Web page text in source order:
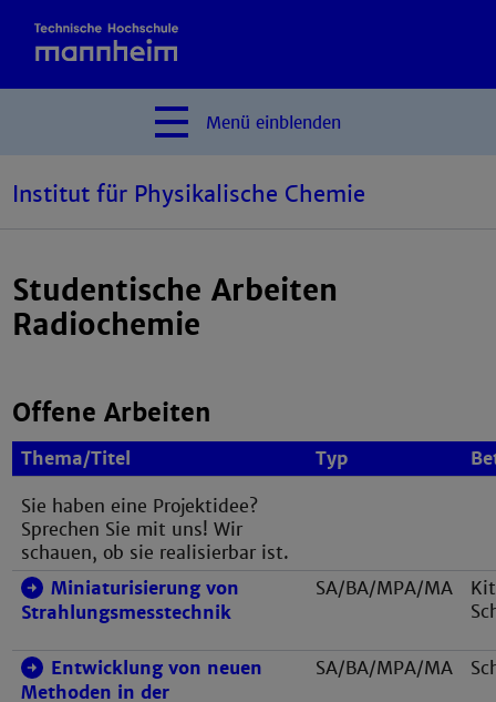
Menü einblenden
Institut für Physikalische Chemie
Studentische Arbeiten
Radiochemie
Offene Arbeiten
Thema/Titel Typ
Sie haben eine Projektidee?
Sprechen Sie mit uns! Wir
schauen, ob sie realisierbar ist.
Miniaturisierung von
Strahlungsmesstechnik
SA/BA/MPA/MA
Entwicklung von neuen
Methoden in der
SA/BA/MPA/MA